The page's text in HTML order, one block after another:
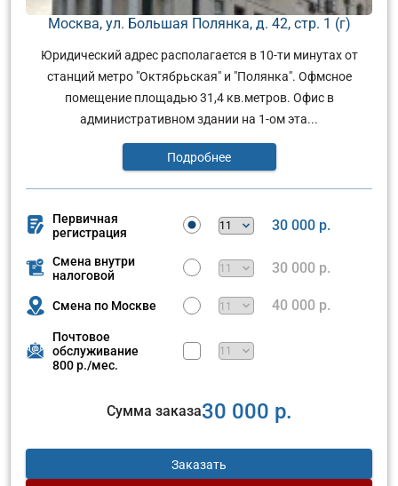
Москва, ул. Большая Полянка, д. 42, стр. 1 (г)
Юридический адрес располагается в 10-ти минутах от
станций метро "Октябрьская" и "Полянка". Офмсное
помещение площадью 31,4 кв.метров. Офис в
административном здании на 1-ом эта...
Подробнее
Первичная
регистрация
30 000 р.
Смена внутри
налоговой
30 000 р.
Смена по Москве 40 000 р.
Почтовое
обслуживание
800 р./мес.
Сумма заказа30 000 р.
Заказать